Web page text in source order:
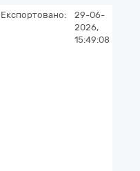
Експортовано:
29-06-
2026,
15:49:08